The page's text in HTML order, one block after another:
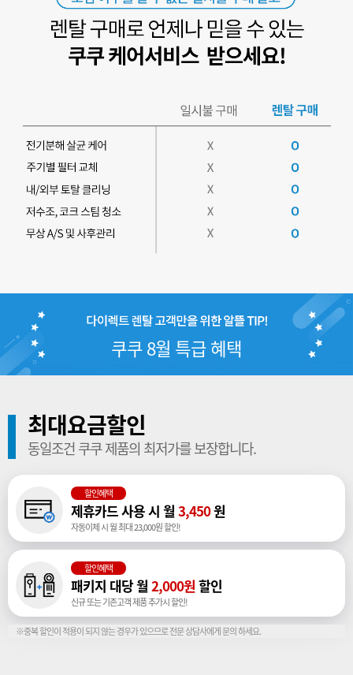
쿠쿠 8월 특급 혜택
최대요금할인
동일조건 쿠쿠 제품의 최저가를 보장합니다.
할인혜택
제휴카드 사용 시 월 3,450원
자동이체 시 월 최대 23,000원 할인!
할인혜택
패키지 대당 월 2,000원 할인
신규 또는 기존고객 제품 추가시 할인!
※중복 할인이 적용이 되지 않는 경우가 있으므로 전문 상담사에게 문의 하세요.